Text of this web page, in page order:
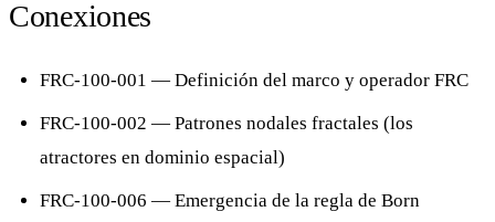
Conexiones
FRC-100-001 — Definición del marco y operador FRC
FRC-100-002 — Patrones nodales fractales (los
atractores en dominio espacial)
FRC-100-006 — Emergencia de la regla de Born